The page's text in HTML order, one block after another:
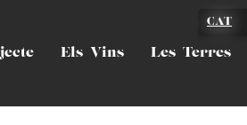
Els Vins Les Terres